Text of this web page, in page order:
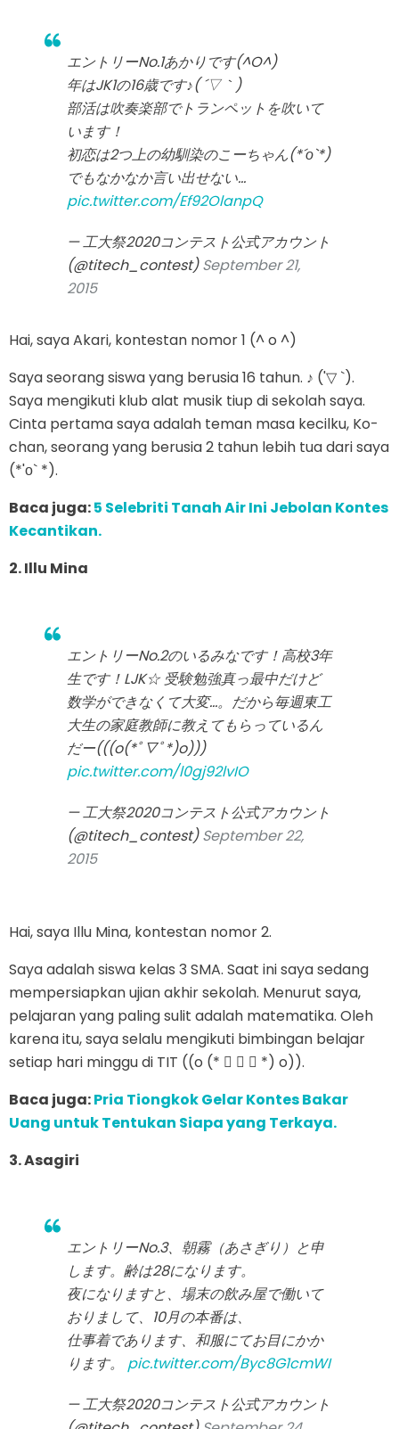
エントリーNo.1あかりです(^O^)
年はJK1の16歳です♪( ´▽｀)
部活は吹奏楽部でトランペットを吹いて
います！
初恋は2つ上の幼馴染のこーちゃん(*´ο`*)
でもなかなか言い出せない...
pic.twitter.com/Ef92OlanpQ
— 工大祭2020コンテスト公式アカウント
(@titech_contest)September 21,
2015
Hai, saya Akari, kontestan nomor 1 (^ o ^)
Saya seorang siswa yang berusia 16 tahun. ♪ ('▽ `).
Saya mengikuti klub alat musik tiup di sekolah saya.
Cinta pertama saya adalah teman masa kecilku, Ko-
chan, seorang yang berusia 2 tahun lebih tua dari saya
(*'ο` *).
Baca juga:5 Selebriti Tanah Air Ini Jebolan Kontes
Kecantikan.
2. Illu Mina
エントリーNo.2のいるみなです！高校3年
生です！LJK☆ 受験勉強真っ最中だけど
数学ができなくて大変…。だから毎週東工
大生の家庭教師に教えてもらっているん
だー(((o(*ﾟ▽ﾟ*)o)))
pic.twitter.com/l0gj92lvIO
— 工大祭2020コンテスト公式アカウント
(@titech_contest)September 22,
2015
Hai, saya Illu Mina, kontestan nomor 2.
Saya adalah siswa kelas 3 SMA. Saat ini saya sedang
mempersiapkan ujian akhir sekolah. Menurut saya,
pelajaran yang paling sulit adalah matematika. Oleh
karena itu, saya selalu mengikuti bimbingan belajar
setiap hari minggu di TIT ((o (* ゚ ▽ ゚ *) o)).
Baca juga:Pria Tiongkok Gelar Kontes Bakar
Uang untuk Tentukan Siapa yang Terkaya.
3. Asagiri
エントリーNo.3、朝霧（あさぎり）と申
します。齢は28になります。
夜になりますと、場末の飲み屋で働いて
おりまして、10月の本番は、
仕事着であります、和服にてお目にかか
ります。 pic.twitter.com/Byc8G1cmWI
— 工大祭2020コンテスト公式アカウント